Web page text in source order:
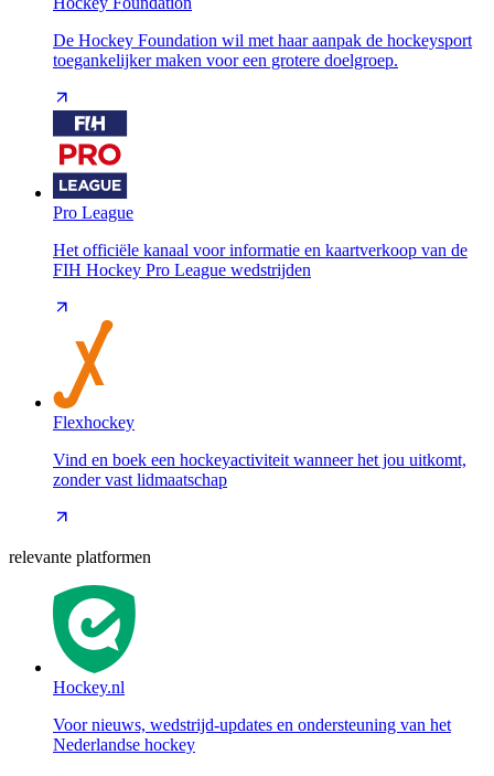
De Hockey Foundation wil met haar aanpak de hockeysport
toegankelijker maken voor een grotere doelgroep.
Pro League
Het officiële kanaal voor informatie en kaartverkoop van de
FIH Hockey Pro League wedstrijden
Flexhockey
Vind en boek een hockeyactiviteit wanneer het jou uitkomt,
zonder vast lidmaatschap
relevante platformen
Hockey.nl
Voor nieuws, wedstrijd-updates en ondersteuning van het
Nederlandse hockey